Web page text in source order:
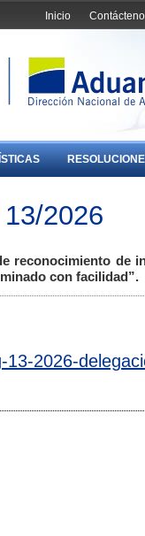
Inicio
2026
reconocimiento de
con facilidad”.
13-2026-